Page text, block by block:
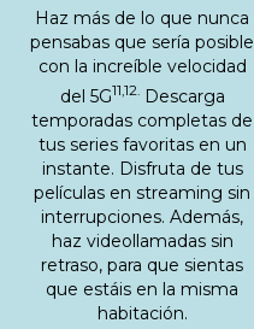
Haz más de lo que nunca
pensabas que sería posible
con la increíble velocidad
del 5G11,12.Descarga
temporadas completas de
tus series favoritas en un
instante. Disfruta de tus
películas en streaming sin
interrupciones. Además,
haz videollamadas sin
retraso, para que sientas
que estáis en la misma
habitación.